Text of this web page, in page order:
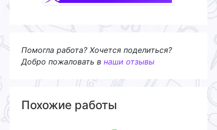
Помогла работа? Хочется поделиться?
Добро пожаловать в наши отзывы
Похожие работы